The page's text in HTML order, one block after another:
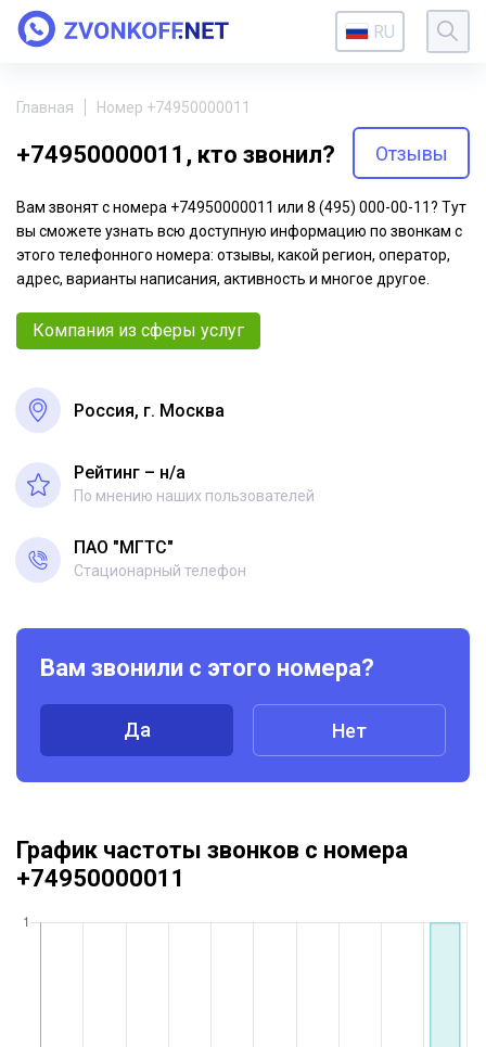
RU
Главная Номер +74950000011
+74950000011, кто звонил? Отзывы
Вам звонят с номера +74950000011 или 8 (495) 000-00-11? Тут
вы сможете узнать всю доступную информацию по звонкам с
этого телефонного номера: отзывы, какой регион, оператор,
адрес, варианты написания, активность и многое другое.
Компания из сферы услуг
Россия, г. Москва
Рейтинг – н/a
По мнению наших пользователей
ПАО "МГТС"
Стационарный телефон
Вам звонили с этого номера?
Да Нет
График частоты звонков с номера
+74950000011